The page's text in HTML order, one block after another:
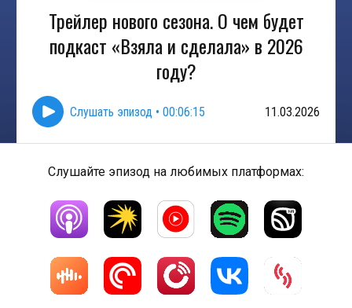
Трейлер нового сезона. О чем будет
подкаст «Взяла и сделала» в 2026
году?
Слушать эпизод • 00:06:15 11.03.2026
Слушайте эпизод на любимых платформах: